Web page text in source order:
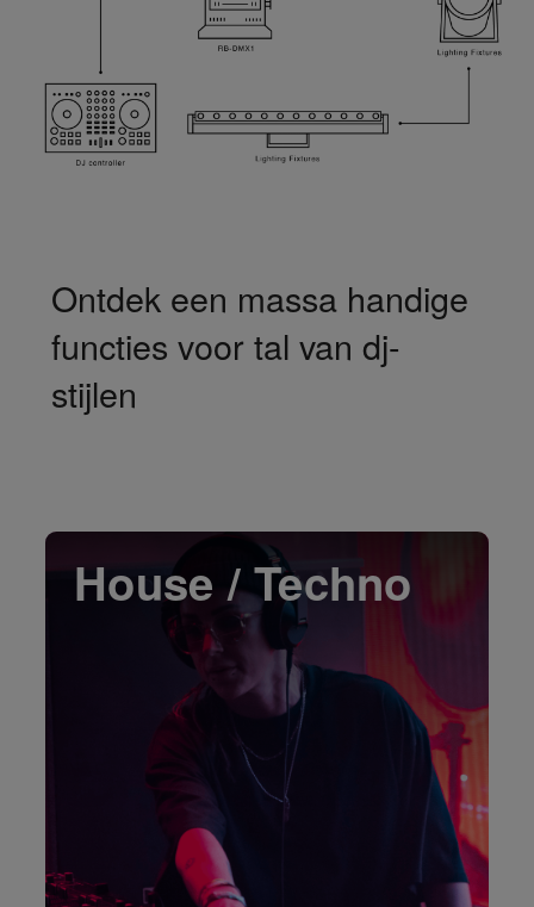
Ontdek een massa handige
functies voor tal van dj-
stijlen
House / Techno